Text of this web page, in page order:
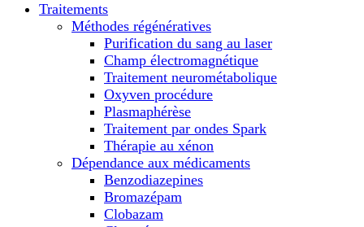
Traitements
Méthodes régénératives
Purification du sang au laser
Champ électromagnétique
Traitement neurométabolique
Oxyven procédure
Plasmaphérèse
Traitement par ondes Spark
Thérapie au xénon
Dépendance aux médicaments
Benzodiazepines
Bromazépam
Clobazam